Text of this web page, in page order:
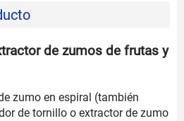
de zumos de frutas y
zumo en espiral (también
de tornillo o extractor de zumo